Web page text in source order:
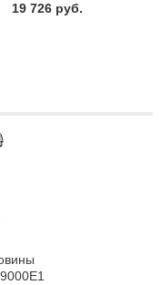
19 726 руб.